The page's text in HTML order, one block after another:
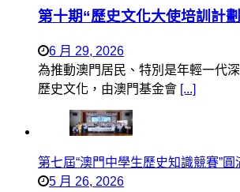
第十期“歷史文化大使培訓計
6 月 29, 2026
為推動澳門居民、特別是年輕一代
歷史文化，由澳門基金會 [...]
第七屆“澳門中學生歷史知識競賽”圓
5 月 26, 2026